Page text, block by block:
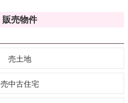
販売物件
売土地
売中古住宅